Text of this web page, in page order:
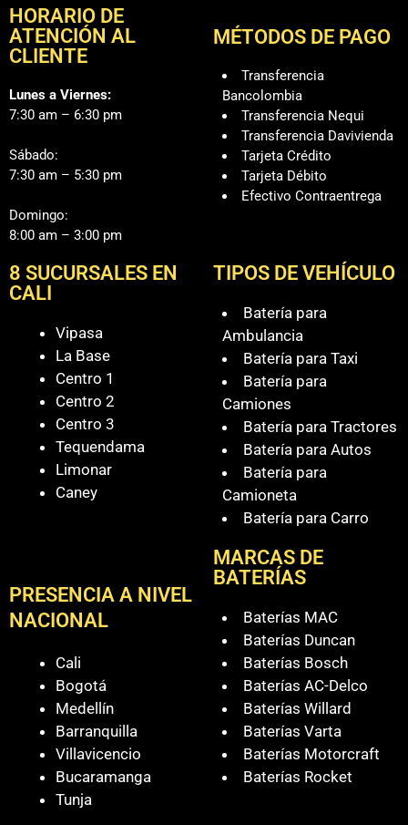
HORARIO DE
ATENCIÓN AL
CLIENTE
Lunes a Viernes:
7:30 am – 6:30 pm
Sábado:
7:30 am – 5:30 pm
Domingo:
8:00 am – 3:00 pm
MÉTODOS DE PAGO
Transferencia
Bancolombia
Transferencia Nequi
Transferencia Davivienda
Tarjeta Crédito
Tarjeta Débito
Efectivo Contraentrega
8 SUCURSALES EN
CALI
Vipasa
La Base
Centro 1
Centro 2
Centro 3
Tequendama
Limonar
Caney
PRESENCIA A NIVEL
NACIONAL
Cali
Bogotá
Medellín
Barranquilla
Villavicencio
Bucaramanga
Tunja
TIPOS DE VEHÍCULO
Batería para
Ambulancia
Batería para Taxi
Batería para
Camiones
Batería para Tractores
Batería para Autos
Batería para
Camioneta
Batería para Carro
MARCAS DE
BATERÍAS
Baterías MAC
Baterías Duncan
Baterías Bosch
Baterías AC-Delco
Baterías Willard
Baterías Varta
Baterías Motorcraft
Baterías Rocket